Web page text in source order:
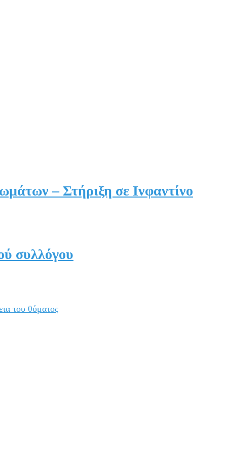
– Στήριξη σε Ινφαντίνο
συλλόγου
του θύματος